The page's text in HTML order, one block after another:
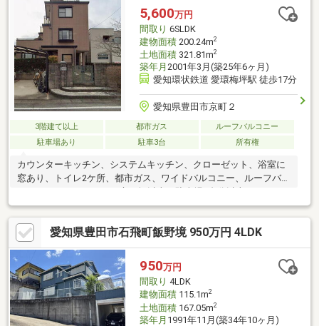
ト豊田京町店まで車約３分■梅坪小学校まで徒歩約２１分（約１
６８０ｍ）■梅坪台中学校まで徒歩約２２分（約１７６０ｍ）
5,600万円
間取り 6SLDK
建物面積200.24m2
土地面積321.81m2
築年月 2001年3月(築25年6ヶ月)
愛知環状鉄道 愛環梅坪駅 徒歩17分
愛知県豊田市京町２
3階建て以上 都市ガス
ルーフバルコニー
駐車場あり
駐車3台 所有権
カウンターキッチン、システムキッチン、クローゼット、浴室に
窓あり、トイレ2ケ所、都市ガス、ワイドバルコニー、ルーフバル
愛知県豊田市石飛町飯野境 950万円 4LDK
950万円
間取り 4LDK
建物面積115.1m2
土地面積167.05m2
築年月 1991年11月(築34年10ヶ月)